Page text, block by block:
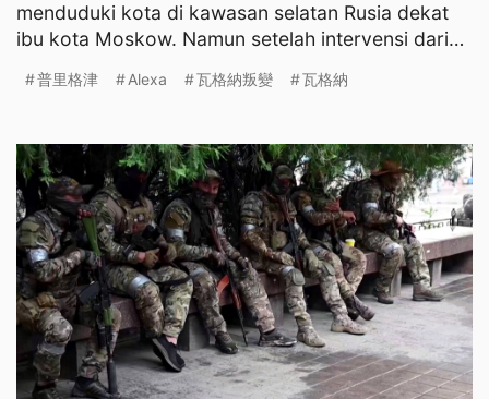
menduduki kota di kawasan selatan Rusia dekat
ibu kota Moskow. Namun setelah intervensi dari
普里格津 Alexa 瓦格納叛變 瓦格納